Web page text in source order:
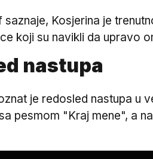
saznaje, Kosjerina je
koji su navikli da upravo
nastupa
je redosled nastupa u
pesmom "Kraj mene", a